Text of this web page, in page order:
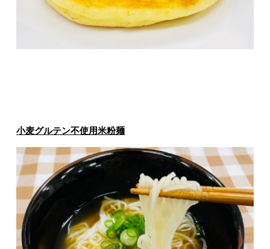
小麦グルテン不使用米粉麺